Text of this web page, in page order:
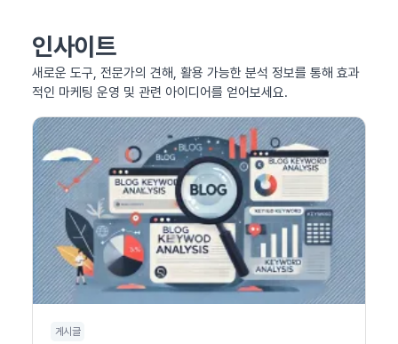
인사이트
새로운 도구, 전문가의 견해, 활용 가능한 분석 정보를 통해 효과
적인 마케팅 운영 및 관련 아이디어를 얻어보세요.
게시글